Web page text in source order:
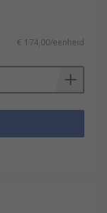
€ 174,00/eenheid